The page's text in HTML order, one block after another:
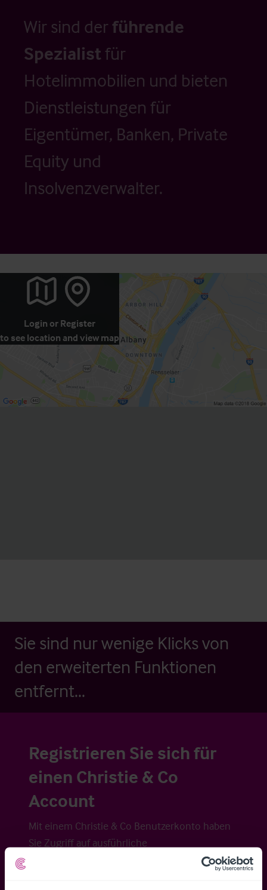
Wir sind der führende
Spezialistfür
Hotelimmobilien und bieten
Dienstleistungen für
Eigentümer, Banken, Private
Equity und
Insolvenzverwalter.
Login or Register
to see location and view map
Sie sind nur wenige Klicks von
den erweiterten Funktionen
entfernt...
Registrieren Sie sich für
einen Christie & Co
Account
Mit einem Christie & Co Benutzerkonto haben
Sie Zugriff auf ausführliche
Veraufsinformationen, erweiterte Suche über